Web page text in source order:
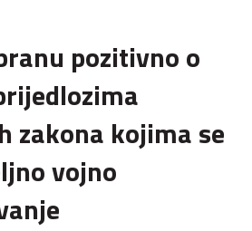
pozitivno o
zakona kojima se
vojno